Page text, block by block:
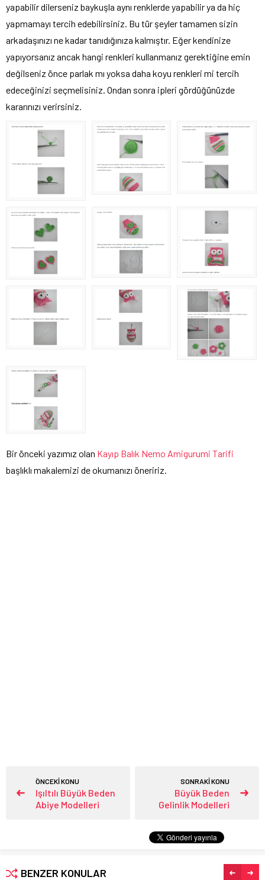
yapabilir dilerseniz baykuşla aynı renklerde yapabilir ya da hiç
yapmamayı tercih edebilirsiniz. Bu tür şeyler tamamen sizin
arkadaşınızı ne kadar tanıdığınıza kalmıştır. Eğer kendinize
yapıyorsanız ancak hangi renkleri kullanmanız gerektiğine emin
değilseniz önce parlak mı yoksa daha koyu renkleri mi tercih
edeceğinizi seçmelisiniz. Ondan sonra ipleri gördüğünüzde
kararınızı verirsiniz.
Bir önceki yazımız olan Kayıp Balık Nemo Amigurumi Tarifi
başlıklı makalemizi de okumanızı öneririz.
ÖNCEKİ KONU
Işıltılı Büyük Beden
Abiye Modelleri
SONRAKİ KONU
Büyük Beden
Gelinlik Modelleri
BENZER KONULAR